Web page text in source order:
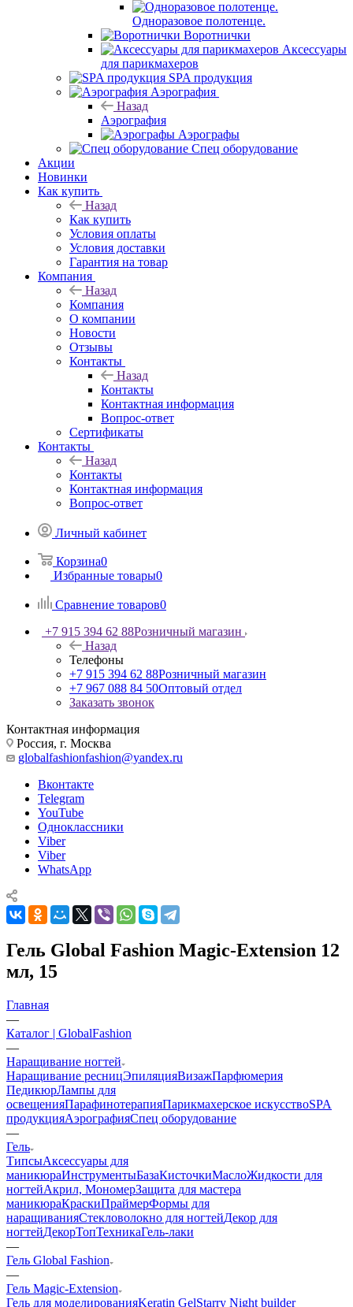
Одноразовое полотенце.
Воротнички
Аксессуары
для парикмахеров
SPA продукция
Аэрография
Назад
Аэрография
Аэрографы
Спец оборудование
Акции
Новинки
Как купить
Назад
Как купить
Условия оплаты
Условия доставки
Гарантия на товар
Компания
Назад
Компания
О компании
Новости
Отзывы
Контакты
Назад
Контакты
Контактная информация
Вопрос-ответ
Сертификаты
Контакты
Назад
Контакты
Контактная информация
Вопрос-ответ
Личный кабинет
Корзина0
Избранные товары0
Сравнение товаров0
+7 915 394 62 88Розничный магазин
Назад
Телефоны
+7 915 394 62 88Розничный магазин
+7 967 088 84 50Оптовый отдел
Заказать звонок
Контактная информация
Россия, г. Москва
globalfashionfashion@yandex.ru
Вконтакте
Telegram
YouTube
Одноклассники
Viber
Viber
WhatsApp
Гель Global Fashion Magic-Extension 12
мл, 15
Главная
—
Каталог | GlobalFashion
—
Наращивание ногтей
Наращивание ресницЭпиляцияВизажПарфюмерия
ПедикюрЛампы для
освещенияПарафинотерапияПарикмахерское искусствоSPA
продукцияАэрографияСпец оборудование
—
Гель
ТипсыАксессуары для
маникюраИнструментыБазаКисточкиМаслоЖидкости для
ногтейАкрил, МономерЗащита для мастера
маникюраКраскиПраймерФормы для
наращиванияСтекловолокно для ногтейДекор для
ногтейДекорТопТехникаГель-лаки
—
Гель Global Fashion
—
Гель Magic-Extension
Гель для моделированияKeratin GelStarry Night builder